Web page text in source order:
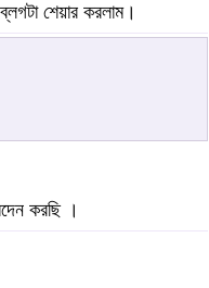
শেয়ার করলাম।
করছি ।